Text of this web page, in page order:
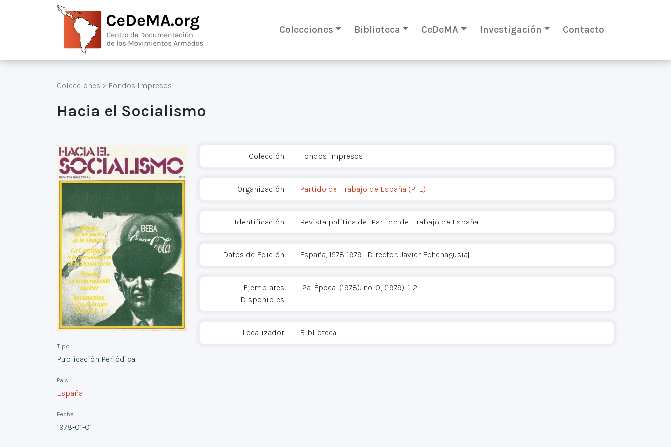
Colecciones Biblioteca CeDeMA Investigación Contacto
Colecciones > Fondos Impresos
Hacia el Socialismo
Tipo
Publicación Periódica
País
España
Fecha
1978-01-01
Colección Fondos impresos
Organización Partido del Trabajo de España (PTE)
Identificación Revista política del Partido del Trabajo de España
Datos de Edición España, 1978-1979. [Director: Javier Echenagusia]
Ejemplares
Disponibles
[2a. Época] (1978): no. 0; (1979): 1-2
Localizador Biblioteca